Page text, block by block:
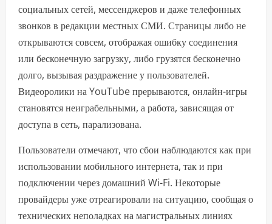
социальных сетей, мессенджеров и даже телефонных
звонков в редакции местных СМИ. Страницы либо не
открываются совсем, отображая ошибку соединения
или бесконечную загрузку, либо грузятся бесконечно
долго, вызывая раздражение у пользователей.
Видеоролики на YouTube прерываются, онлайн-игры
становятся неиграбельными, а работа, зависящая от
доступа в сеть, парализована.
Пользователи отмечают, что сбои наблюдаются как при
использовании мобильного интернета, так и при
подключении через домашний Wi-Fi. Некоторые
провайдеры уже отреагировали на ситуацию, сообщая о
технических неполадках на магистральных линиях